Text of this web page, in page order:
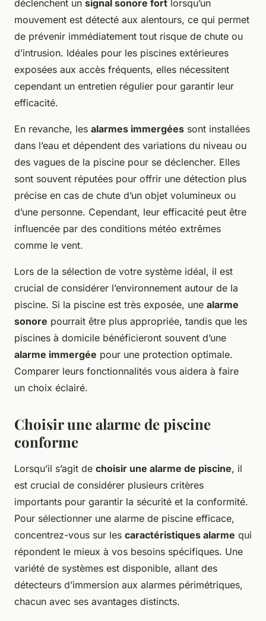
déclenchent un signal sonore fort lorsqu’un
mouvement est détecté aux alentours, ce qui permet
de prévenir immédiatement tout risque de chute ou
d’intrusion. Idéales pour les piscines extérieures
exposées aux accès fréquents, elles nécessitent
cependant un entretien régulier pour garantir leur
efficacité.
En revanche, les alarmes immergées sont installées
dans l’eau et dépendent des variations du niveau ou
des vagues de la piscine pour se déclencher. Elles
sont souvent réputées pour offrir une détection plus
précise en cas de chute d’un objet volumineux ou
d’une personne. Cependant, leur efficacité peut être
influencée par des conditions météo extrêmes
comme le vent.
Lors de la sélection de votre système idéal, il est
crucial de considérer l’environnement autour de la
piscine. Si la piscine est très exposée, une alarme
sonore pourrait être plus appropriée, tandis que les
piscines à domicile bénéficieront souvent d’une
alarme immergée pour une protection optimale.
Comparer leurs fonctionnalités vous aidera à faire
un choix éclairé.
Choisir une alarme de piscine
conforme
Lorsqu’il s’agit de choisir une alarme de piscine, il
est crucial de considérer plusieurs critères
importants pour garantir la sécurité et la conformité.
Pour sélectionner une alarme de piscine efficace,
concentrez-vous sur les caractéristiques alarme qui
répondent le mieux à vos besoins spécifiques. Une
variété de systèmes est disponible, allant des
détecteurs d’immersion aux alarmes périmétriques,
chacun avec ses avantages distincts.